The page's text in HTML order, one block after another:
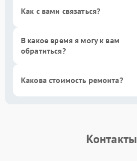
Как с вами связаться?
В какое время я могу к вам
обратиться?
Какова стоимость ремонта?
Контакты